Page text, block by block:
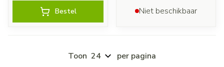
Bestel Niet beschikbaar
Toon per pagina